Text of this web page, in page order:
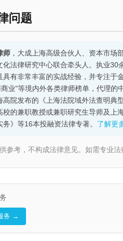
问题
师，大成上海高级合伙人、资本市场
化法律研究中心联合牵头人。执业
具有非常丰富的实战经验，并专注
业"等境内外各类律师榜单，代理的
高院发布的《上海法院域外法查明典
校的兼职教授或兼职研究生导师及上
务》等16本投融资法律专著。 了解更
参考，不构成法律意见。如需专业
务 →